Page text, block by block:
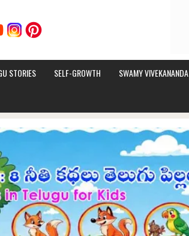
STORIES SELF-GROWTH SWAMY VIVEKANANDA